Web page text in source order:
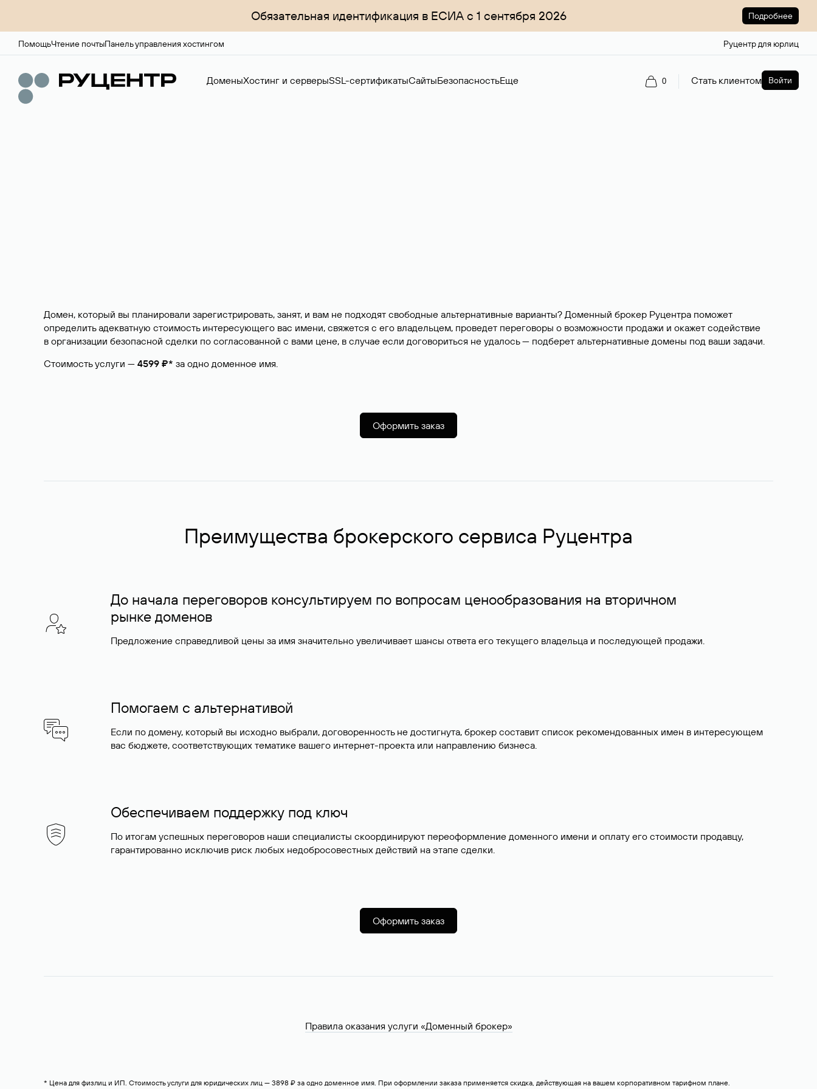
Обязательная идентификация в ЕСИА с 1 сентября 2026 Подробнее
ПомощьЧтение почтыПанель управления хостингом Руцентр для юрлиц
ДоменыХостинг и серверыSSL-сертификатыСайтыБезопасностьЕще 0 Стать клиентом Войти
Домен, который вы планировали зарегистрировать, занят, и вам не подходят свободные альтернативные варианты? Доменный брокер Руцентра поможет
определить адекватную стоимость интересующего вас имени, свяжется с его владельцем, проведет переговоры о возможности продажи и окажет содействие
в организации безопасной сделки по согласованной с вами цене, в случае если договориться не удалось — подберет альтернативные домены под ваши задачи.
Стоимость услуги — 4599 ₽* за одно доменное имя.
Оформить заказ
Преимущества брокерского сервиса Руцентра
До начала переговоров консультируем по вопросам ценообразования на вторичном
рынке доменов
Предложение справедливой цены за имя значительно увеличивает шансы ответа его текущего владельца и последующей продажи.
Помогаем с альтернативой
Если по домену, который вы исходно выбрали, договоренность не достигнута, брокер составит список рекомендованных имен в интересующем
вас бюджете, соответствующих тематике вашего интернет-проекта или направлению бизнеса.
Обеспечиваем поддержку под ключ
По итогам успешных переговоров наши специалисты скоординируют переоформление доменного имени и оплату его стоимости продавцу,
гарантированно исключив риск любых недобросовестных действий на этапе сделки.
Оформить заказ
Правила оказания услуги «Доменный брокер»
* Цена для физлиц и ИП. Стоимость услуги для юридических лиц — 3898 ₽ за одно доменное имя. При оформлении заказа применяется скидка, действующая на вашем корпоративном тарифном плане.